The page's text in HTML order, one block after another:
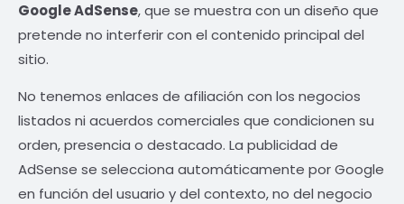
Google AdSense, que se muestra con un diseño que
pretende no interferir con el contenido principal del
sitio.
No tenemos enlaces de afiliación con los negocios
listados ni acuerdos comerciales que condicionen su
orden, presencia o destacado. La publicidad de
AdSense se selecciona automáticamente por Google
en función del usuario y del contexto, no del negocio